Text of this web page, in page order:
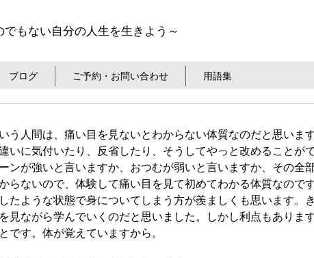
でもない自分の人生を生きよう～
ブログ ご予約・お問い合わせ 用語集
う人間は、痛い目を見ないとわからない体質なのだと思います
いに気付いたり、反省したり、そうしてやっと改めることが
ンが強いと言いますか、おつむが弱いと言いますか、その全
らないので、体験して痛い目を見て初めてわかる体質なので
たような状態で身についてしまう方が羨ましくも思います。
見ながら学んでいくのだと思いました。しかし利点もありま
です。体が覚えていますから。